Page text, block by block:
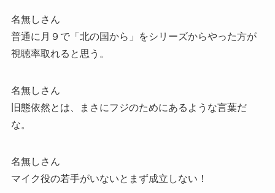
名無しさん
普通に月９で「北の国から」をシリーズからやった方が
視聴率取れると思う。
名無しさん
旧態依然とは、まさにフジのためにあるような言葉だ
な。
名無しさん
マイク役の若手がいないとまず成立しない！